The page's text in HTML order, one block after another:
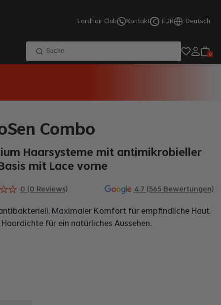
Lordhair Club Kontakt € EUR Deutsch
Suche 0
Combo
Haarsysteme mit antimikrobieller
mit Lace vorne
0 (0 Reviews) 4.7 (565 Bewertungen)
Maximaler Komfort für empfindliche Haut.
für ein natürliches Aussehen.